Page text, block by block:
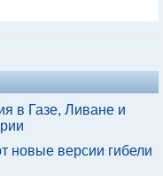
в Газе, Ливане и
новые версии гибели